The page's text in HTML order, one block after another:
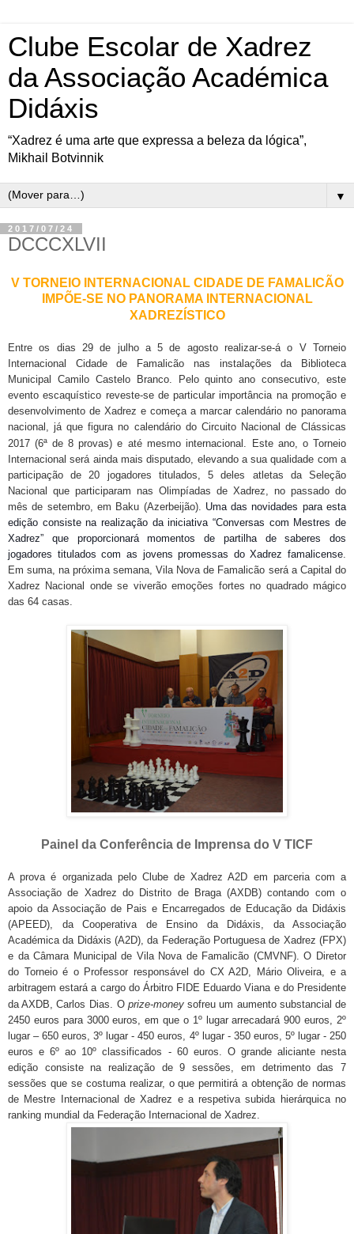
Clube Escolar de Xadrez
da Associação Académica
Didáxis
“Xadrez é uma arte que expressa a beleza da lógica”,
Mikhail Botvinnik
▼
2017/07/24
DCCCXLVII
V TORNEIO INTERNACIONAL CIDADE DE FAMALICÃO
IMPÕE-SE NO PANORAMA INTERNACIONAL
XADREZÍSTICO
Entre os dias 29 de julho a 5 de agosto realizar-se-á o V Torneio
Internacional Cidade de Famalicão nas instalações da Biblioteca
Municipal Camilo Castelo Branco. Pelo quinto ano consecutivo, este
evento escaquístico reveste-se de particular importância na promoção e
desenvolvimento de Xadrez e começa a marcar calendário no panorama
nacional, já que figura no calendário do Circuito Nacional de Clássicas
2017 (6ª de 8 provas) e até mesmo internacional.
Este ano, o Torneio
Internacional será ainda mais disputado, elevando a sua qualidade com a
participação de 20 jogadores titulados, 5 deles atletas da Seleção
Nacional que participaram nas Olimpíadas de Xadrez, no passado do
mês de setembro, em Baku (Azerbeijão). Uma das novidades para esta
edição consiste na realização da iniciativa “Conversas com Mestres de
Xadrez” que proporcionará momentos de partilha de saberes dos
jogadores titulados com as jovens promessas do Xadrez famalicense
Em suma, na próxima semana, Vila Nova de Famalicão será a Capital do
Xadrez Nacional onde se viverão emoções fortes no quadrado mágico
das 64 casas.
Painel da Conferência de Imprensa do V TICF
A prova é organizada pelo Clube de Xadrez A2D em parceria com a
Associação de Xadrez do Distrito de Braga (AXDB) contando com o
apoio da Associação de Pais e Encarregados de Educação da Didáxis
(APEED), da Cooperativa de Ensino da Didáxis, da Associação
Académica da Didáxis (A2D), da Federação Portuguesa de Xadrez (FPX)
e da Câmara Municipal de Vila Nova de Famalicão (CMVNF). O Diretor
do Torneio é o Professor responsável do CX A2D, Mário Oliveira, e a
arbitragem estará a cargo do Árbitro FIDE Eduardo Viana e do Presidente
da AXDB, Carlos Dias.
Oprize-money sofreu um aumento substancial de
2450 euros para 3000 euros, em que o 1º lugar arrecadará 900 euros, 2º
lugar – 650 euros, 3º lugar - 450 euros, 4º lugar - 350 euros, 5º lugar - 250
euros e 6º ao 10º classificados - 60 euros. O grande aliciante nesta
edição consiste na realização de 9 sessões, em detrimento das 7
sessões que se costuma realizar, o que permitirá a obtenção de normas
de Mestre Internacional de Xadrez e a respetiva subida hierárquica no
ranking mundial da Federação Internacional de Xadrez.